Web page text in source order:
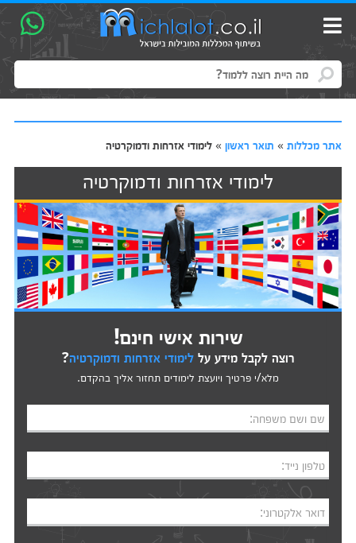
אתר מכללות» תואר ראשון» לימודי אזרחות ודמוקרטיה
לימודי אזרחות ודמוקרטיה
שירות אישי חינם!
רוצה לקבל מידע עללימודי אזרחות ודמוקרטיה?
מלא/י פרטיך ויועצת לימודים תחזור אליך בהקדם.
שם ושם משפחה:
טלפון נייד:
דואר אלקטרוני: